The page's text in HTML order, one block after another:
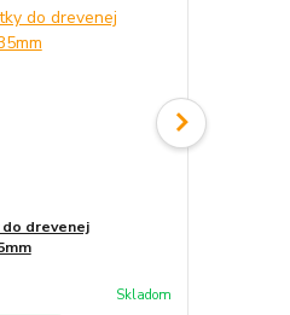
drevenej
Skladom